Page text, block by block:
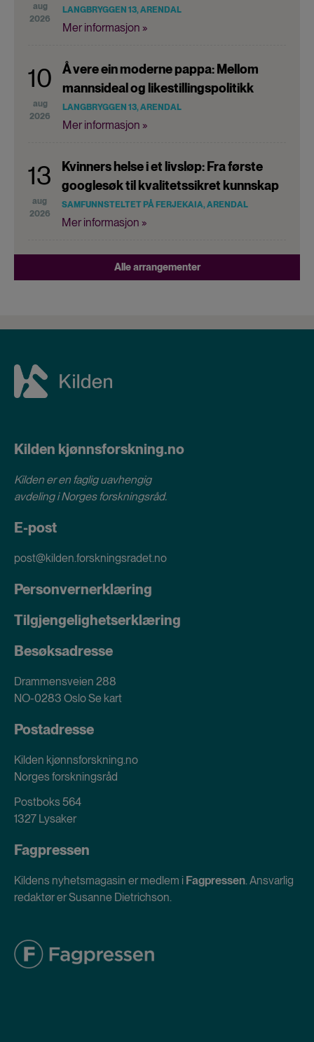
aug
2026
LANGBRYGGEN 13, ARENDAL
Mer informasjon »
10
aug
2026
Å vere ein moderne pappa: Mellom
mannsideal og likestillingspolitikk
LANGBRYGGEN 13, ARENDAL
Mer informasjon »
13
aug
2026
Kvinners helse i et livsløp: Fra første
googlesøk til kvalitetssikret kunnskap
SAMFUNNSTELTET PÅ FERJEKAIA, ARENDAL
Mer informasjon »
Alle arrangementer
Kilden kjønnsforskning.no
Kilden er en faglig uavhengig
avdeling iNorges forskningsråd.
E-post
post@kilden.forskningsradet.no
Personvernerklæring
Tilgjengelighetserklæring
Besøksadresse
Drammensveien 288
NO-0283 OsloSe kart
Postadresse
Kilden kjønnsforskning.no
Norges forskningsråd
Postboks 564
1327 Lysaker
Fagpressen
Kildens nyhetsmagasin er medlem i Fagpressen. Ansvarlig
redaktør er Susanne Dietrichson.